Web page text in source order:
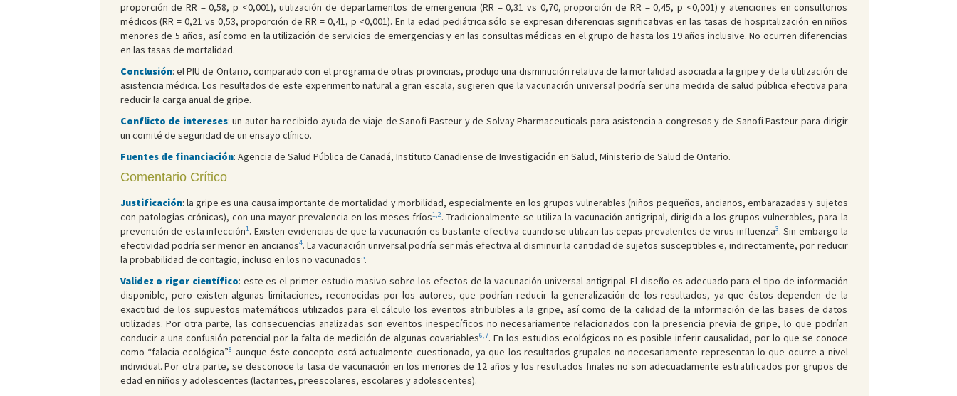
proporción de RR = 0,58, p <0,001), utilización de departamentos de emergencia (RR = 0,31 vs 0,70, proporción de RR = 0,45, p <0,001) y atenciones en consultorios
médicos (RR = 0,21 vs 0,53, proporción de RR = 0,41, p <0,001). En la edad pediátrica sólo se expresan diferencias significativas en las tasas de hospitalización en niños
menores de 5 años, así como en la utilización de servicios de emergencias y en las consultas médicas en el grupo de hasta los 19 años inclusive. No ocurren diferencias
en las tasas de mortalidad.
Conclusión: el PIU de Ontario, comparado con el programa de otras provincias, produjo una disminución relativa de la mortalidad asociada a la gripe y de la utilización de
asistencia médica. Los resultados de este experimento natural a gran escala, sugieren que la vacunación universal podría ser una medida de salud pública efectiva para
reducir la carga anual de gripe.
Conflicto de intereses: un autor ha recibido ayuda de viaje de Sanofi Pasteur y de Solvay Pharmaceuticals para asistencia a congresos y de Sanofi Pasteur para dirigir
un comité de seguridad de un ensayo clínico.
Fuentes de financiación: Agencia de Salud Pública de Canadá, Instituto Canadiense de Investigación en Salud, Ministerio de Salud de Ontario.
Comentario Crítico
Justificación: la gripe es una causa importante de mortalidad y morbilidad, especialmente en los grupos vulnerables (niños pequeños, ancianos, embarazadas y sujetos
con patologías crónicas), con una mayor prevalencia en los meses fríos1,2. Tradicionalmente se utiliza la vacunación antigripal, dirigida a los grupos vulnerables, para la
prevención de esta infección1. Existen evidencias de que la vacunación es bastante efectiva cuando se utilizan las cepas prevalentes de virus influenza3. Sin embargo la
efectividad podría ser menor en ancianos4. La vacunación universal podría ser más efectiva al disminuir la cantidad de sujetos susceptibles e, indirectamente, por reducir
la probabilidad de contagio, incluso en los no vacunados5.
Validez o rigor científico: este es el primer estudio masivo sobre los efectos de la vacunación universal antigripal. El diseño es adecuado para el tipo de información
disponible, pero existen algunas limitaciones, reconocidas por los autores, que podrían reducir la generalización de los resultados, ya que éstos dependen de la
exactitud de los supuestos matemáticos utilizados para el cálculo los eventos atribuibles a la gripe, así como de la calidad de la información de las bases de datos
utilizadas. Por otra parte, las consecuencias analizadas son eventos inespecíficos no necesariamente relacionados con la presencia previa de gripe, lo que podrían
conducir a una confusión potencial por la falta de medición de algunas covariables6,7. En los estudios ecológicos no es posible inferir causalidad, por lo que se conoce
como “falacia ecológica”8 aunque éste concepto está actualmente cuestionado, ya que los resultados grupales no necesariamente representan lo que ocurre a nivel
individual. Por otra parte, se desconoce la tasa de vacunación en los menores de 12 años y los resultados finales no son adecuadamente estratificados por grupos de
edad en niños y adolescentes (lactantes, preescolares, escolares y adolescentes).